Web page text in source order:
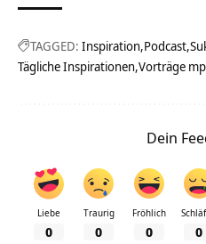
TAGGED: Inspiration Podcast
Tägliche Inspirationen Vorträge
Dein
Liebe
0
Traurig
0
Fröhlich
0 0